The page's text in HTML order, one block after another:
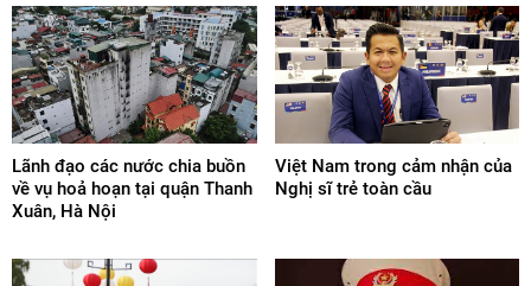
Lãnh đạo các nước chia buồn
về vụ hoả hoạn tại quận Thanh
Xuân, Hà Nội
Việt Nam trong cảm nhận của
Nghị sĩ trẻ toàn cầu